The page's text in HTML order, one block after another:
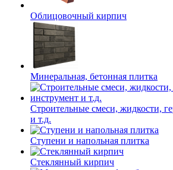
Облицовочный кирпич
Минеральная, бетонная плитка
Строительные смеси, жидкости,
и т.д.
Ступени и напольная плитка
Cтеклянный кирпич